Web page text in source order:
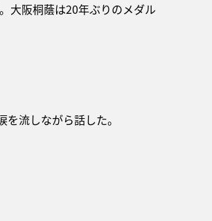
大阪桐蔭は20年ぶりのメダル
流しながら話した。